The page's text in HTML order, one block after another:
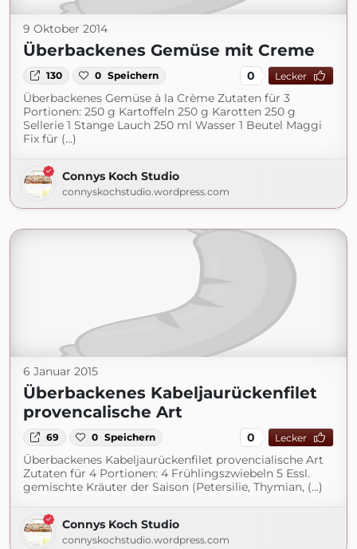
9 Oktober 2014
Überbackenes Gemüse mit Creme
130 0 Speichern 0 Lecker
Überbackenes Gemüse à la Crème Zutaten für 3
Portionen: 250 g Kartoffeln 250 g Karotten 250 g
Sellerie 1 Stange Lauch 250 ml Wasser 1 Beutel Maggi
Fix für (...)
Connys Koch Studio
connyskochstudio.wordpress.com
6 Januar 2015
Überbackenes Kabeljaurückenfilet
provencalische Art
69 0 Speichern 0 Lecker
Überbackenes Kabeljaurückenfilet provencialische Art
Zutaten für 4 Portionen: 4 Frühlingszwiebeln 5 Essl.
gemischte Kräuter der Saison (Petersilie, Thymian, (...)
Connys Koch Studio
connyskochstudio.wordpress.com